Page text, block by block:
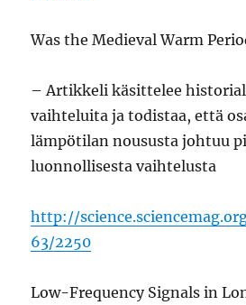
Was the Medieval Warm
– Artikkeli käsittelee
vaihteluita ja todistaa, että
lämpötilan noususta johtuu
luonnollisesta vaihtelusta
http://
63/2250
Low-Frequency Signals in